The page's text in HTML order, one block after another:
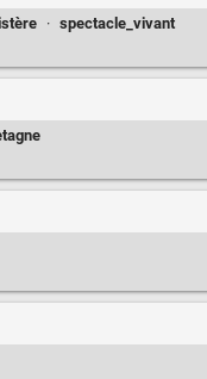
· spectacle_vivant